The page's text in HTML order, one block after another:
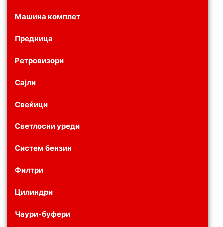
Машина комплет
Предница
Ретровизори
Сајли
Свеќици
Светлосни уреди
Систем бензин
Филтри
Цилиндри
Чаури-буфери